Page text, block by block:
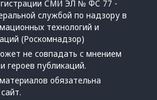
СМИ ЭЛ № ФС 77 -
службой по надзору в
технологий и
(Роскомнадзор)
не совпадать с мнением
героев публикаций.
обязательна